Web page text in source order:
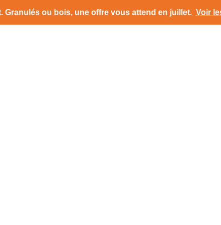
Granulés ou bois, une offre vous attend en juillet. Voir